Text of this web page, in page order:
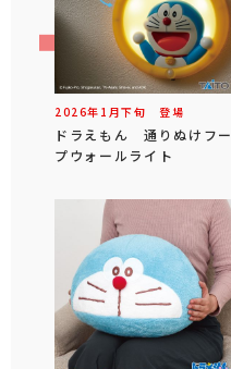
2026年 1 月下旬 登場
ドラえもん 通りぬけフー
プウォールライト